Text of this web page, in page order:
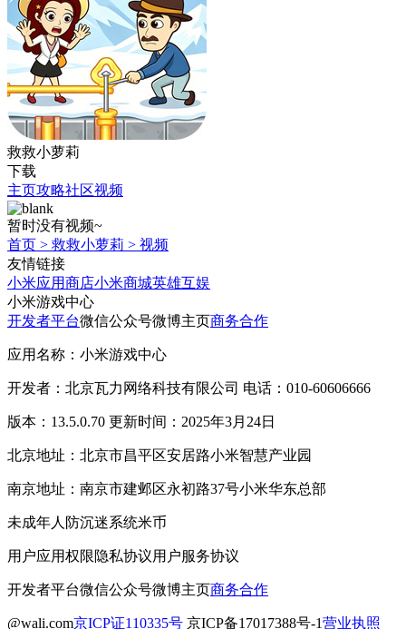
救救小萝莉
下载
主页攻略社区视频
暂时没有视频~
首页 > 救救小萝莉 > 视频
友情链接
小米应用商店小米商城英雄互娱
小米游戏中心
开发者平台微信公众号微博主页商务合作
应用名称：小米游戏中心
开发者：北京瓦力网络科技有限公司 电话：010-60606666
版本：13.5.0.70 更新时间：2025年3月24日
北京地址：北京市昌平区安居路小米智慧产业园
南京地址：南京市建邺区永初路37号小米华东总部
未成年人防沉迷系统米币
用户应用权限隐私协议用户服务协议
开发者平台微信公众号微博主页商务合作
@wali.com京ICP证110335号 京ICP备17017388号-1营业执照